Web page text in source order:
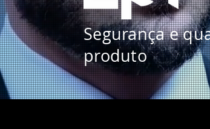
Segurança e
produto